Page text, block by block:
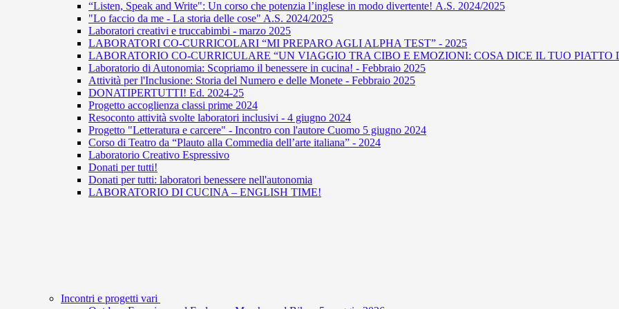
“Listen, Speak and Write": Un corso che potenzia l’inglese in modo divertente! A.S. 2024/2025
"Lo faccio da me - La storia delle cose" A.S. 2024/2025
Laboratori creativi e truccabimbi - marzo 2025
LABORATORI CO-CURRICOLARI “MI PREPARO AGLI ALPHA TEST” - 2025
LABORATORIO CO-CURRICULARE “UN VIAGGIO TRA CIBO E EMOZIONI: COSA DICE IL TUO PIATTO
Laboratorio di Autonomia: Scopriamo il benessere in cucina! - Febbraio 2025
Attività per l'Inclusione: Storia del Numero e delle Monete - Febbraio 2025
DONATIPERTUTTI! Ed. 2024-25
Progetto accoglienza classi prime 2024
Resoconto attività svolte laboratori inclusivi - 4 giugno 2024
Progetto "Letteratura e carcere" - Incontro con l'autore Cuomo 5 giugno 2024
Corso di Teatro da “Plauto alla Commedia dell’arte italiana” - 2024
Laboratorio Creativo Espressivo
Donati per tutti!
Donati per tutti: laboratori benessere nell'autonomia
LABORATORIO DI CUCINA – ENGLISH TIME!
Incontri e progetti vari